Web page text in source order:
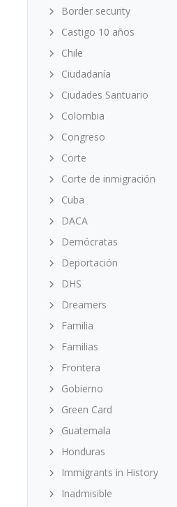
Border security
Castigo 10 años
Chile
Ciudadanía
Ciudades Santuario
Colombia
Congreso
Corte
Corte de inmigración
Cuba
DACA
Demócratas
Deportación
DHS
Dreamers
Familia
Familias
Frontera
Gobierno
Green Card
Guatemala
Honduras
Immigrants in History
Inadmisible